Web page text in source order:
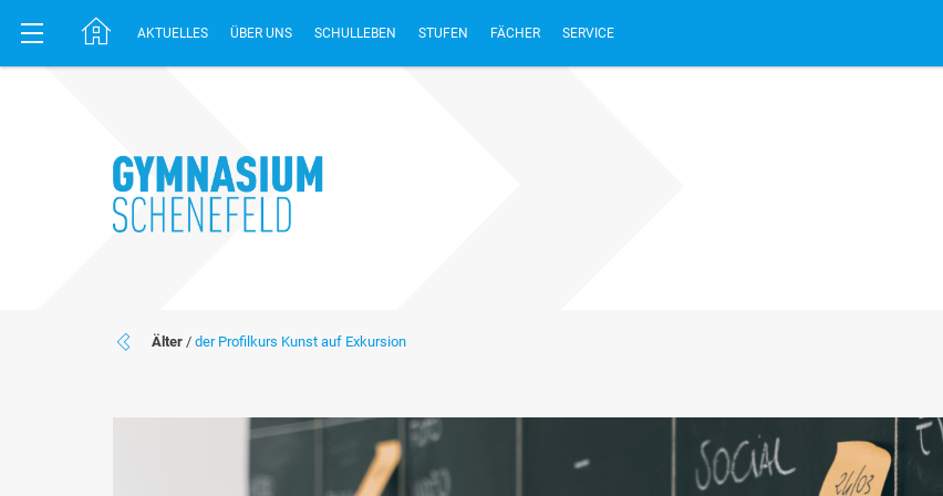
AKTUELLES ÜBER UNS SCHULLEBEN STUFEN FÄCHER SERVICE
Älter / der Profilkurs Kunst auf Exkursion